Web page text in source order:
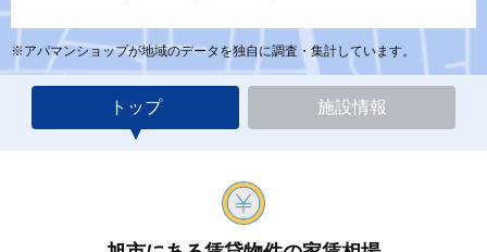
※アパマンショップが地域のデータを独自に調査・集計しています。
トップ 施設情報